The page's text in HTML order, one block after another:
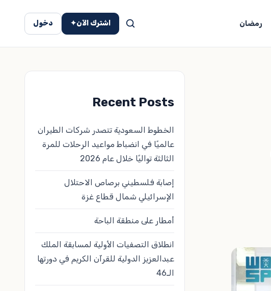
رمضان اشترك الآن✦ دخول
Recent Posts
الخطوط السعودية تتصدر شركات الطيران
عالميًا في انضباط مواعيد الرحلات للمرة
الثالثة تواليًا خلال عام 2026
إصابة فلسطيني برصاص الاحتلال
الإسرائيلي شمال قطاع غزة
أمطار على منطقة الباحة
انطلاق التصفيات الأولية لمسابقة الملك
عبدالعزيز الدولية للقرآن الكريم في دورتها
الـ46